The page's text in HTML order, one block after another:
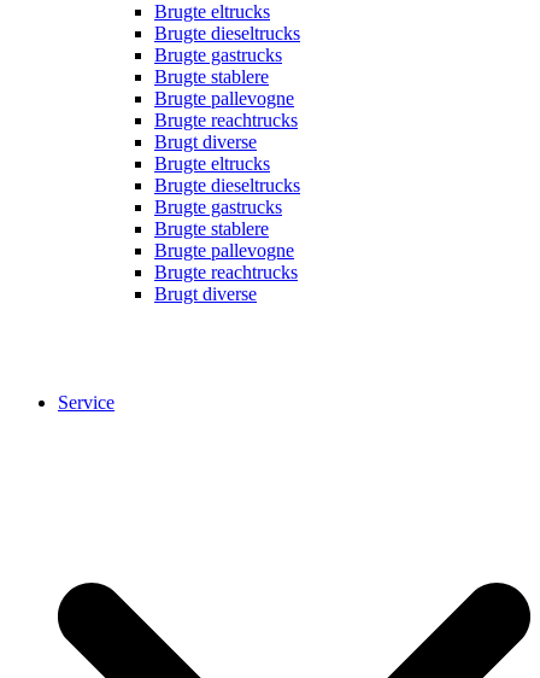
Brugte eltrucks
Brugte dieseltrucks
Brugte gastrucks
Brugte stablere
Brugte pallevogne
Brugte reachtrucks
Brugt diverse
Brugte eltrucks
Brugte dieseltrucks
Brugte gastrucks
Brugte stablere
Brugte pallevogne
Brugte reachtrucks
Brugt diverse
Service